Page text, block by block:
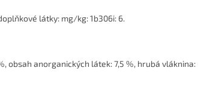
látky: mg/kg: 1b306i: 6.
obsah anorganických látek: 7,5 %, hrubá vláknina: